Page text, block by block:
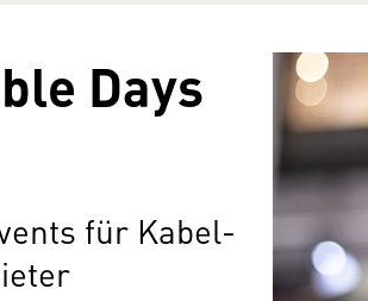
Days
für Kabel-